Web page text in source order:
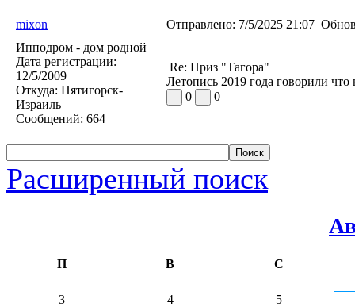
mixon Отправлено: 7/5/2025 21:07
Ипподром - дом родной
Дата регистрации:
12/5/2009
Откуда: Пятигорск-
Израиль
Сообщений: 664
Re: Приз "Тагора"
Лeтопиcь 2019 года говорили
0
0
Расширенный поиск
П В С
3 4
5